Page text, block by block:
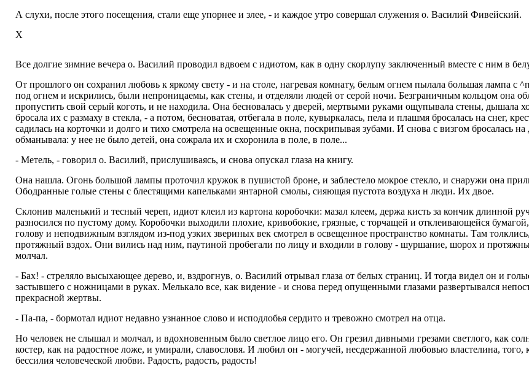
А слухи, после этого посещения, стали еще упорнее и злее, - и каждое утро совершал служения о. Василий Фивейский.
Х
Все долгие зимние вечера о. Василий проводил вдвоем с идиотом, как в одну скорлупу заключенный вместе с ним в
От прошлого он сохранил любовь к яркому свету - и на столе, нагревая комнату, белым огнем пылала большая лампа с
под огнем и искрились, были непроницаемы, как стены, и отделяли людей от серой ночи. Безграничным кольцом она
пропустить свой серый коготь, и не находила. Она бесновалась у дверей, мертвыми руками ощупывала стены,
бросала их с размаху в стекла, - а потом, бесноватая, отбегала в поле, кувыркалась, пела и плашмя бросалась на снег,
садилась на корточки и долго и тихо смотрела на освещенные окна, поскрипывая зубами. И снова с визгом бросалась
обманывала: у нее не было детей, она сожрала их и схоронила в поле, в поле...
- Метель, - говорил о. Василий, прислушиваясь, и снова опускал глаза на книгу.
Она нашла. Огонь большой лампы проточил кружок в пушистой броне, и заблестело мокрое стекло, и снаружи она
Ободранные голые стены с блестящими капельками янтарной смолы, сияющая пустота воздуха н люди. Их двое.
Склонив маленький и тесный череп, идиот клеил из картона коробочки: мазал клеем, держа кисть за кончик длинной
разносился по пустому дому. Коробочки выходили плохие, кривобокие, грязные, с торчащей и отклеивающейся
голову и неподвижным взглядом из-под узких звериных век смотрел в освещенное пространство комнаты. Там
протяжный вздох. Они вились над ним, паутиной пробегали по лицу и входили в голову - шуршание, шорох и
молчал.
- Бах! - стреляло высыхающее дерево, и, вздрогнув, о. Василий отрывал глаза от белых страниц. И тогда видел он и
застывшего с ножницами в руках. Мелькало все, как видение - и снова перед опущенными глазами развертывался
прекрасной жертвы.
- Па-па, - бормотал идиот недавно узнанное слово и исподлобья сердито и тревожно смотрел на отца.
Но человек не слышал и молчал, и вдохновенным было светлое лицо его. Он грезил дивными грезами светлого, как
костер, как на радостное ложе, и умирали, славословя. И любил он - могучей, несдержанной любовью властелина, того,
бессилия человеческой любви. Радость, радость, радость!